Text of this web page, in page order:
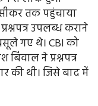
तक पहुंचाया
उपलब्ध कराने
गए थे। CBI को
ने प्रश्नपत्र
की थी। जिसे बाद में